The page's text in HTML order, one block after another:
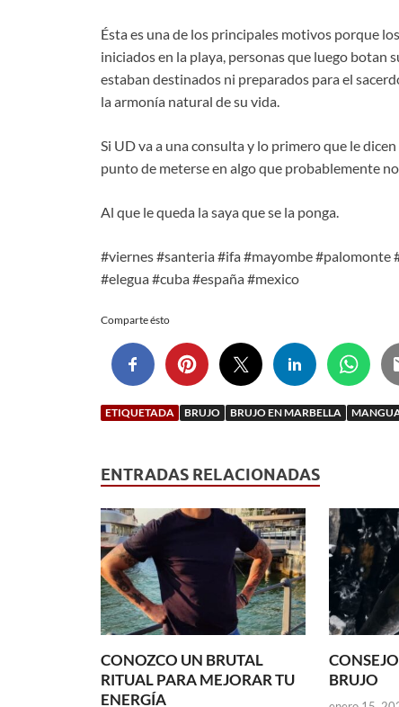
Ésta es una de los principales motivos porque
iniciados en la playa, personas que luego
estaban destinados ni preparados para el
la armonía natural de su vida.
Si UD va a una consulta y lo primero que le
punto de meterse en algo que probablemente
Al que le queda la saya que se la ponga.
#viernes #santeria #ifa #mayombe #palomonte
#elegua #cuba #españa #mexico
Comparte ésto
ETIQUETADA BRUJO BRUJO EN MARBELLA
ENTRADAS RELACIONADAS
CONOZCO UN BRUTAL
RITUAL PARA MEJORAR TU
ENERGÍA
BRUJO